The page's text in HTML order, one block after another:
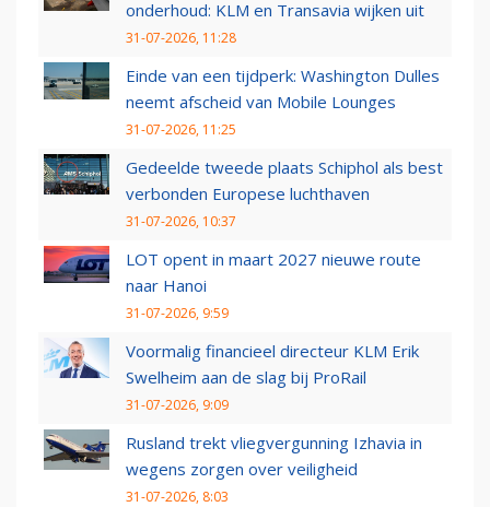
onderhoud: KLM en Transavia wijken uit
31-07-2026, 11:28
Einde van een tijdperk: Washington Dulles
neemt afscheid van Mobile Lounges
31-07-2026, 11:25
Gedeelde tweede plaats Schiphol als best
verbonden Europese luchthaven
31-07-2026, 10:37
LOT opent in maart 2027 nieuwe route
naar Hanoi
31-07-2026, 9:59
Voormalig financieel directeur KLM Erik
Swelheim aan de slag bij ProRail
31-07-2026, 9:09
Rusland trekt vliegvergunning Izhavia in
wegens zorgen over veiligheid
31-07-2026, 8:03